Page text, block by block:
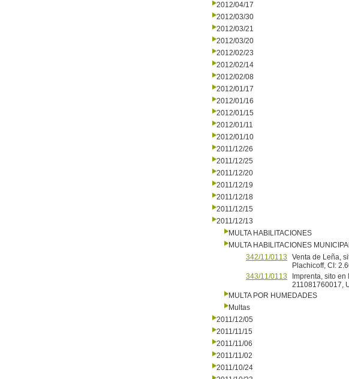
2012/04/17
2012/03/30
2012/03/21
2012/03/20
2012/02/23
2012/02/14
2012/02/08
2012/01/17
2012/01/16
2012/01/15
2012/01/11
2012/01/10
2011/12/26
2011/12/25
2011/12/20
2011/12/19
2011/12/18
2011/12/15
2011/12/13
MULTA HABILITACIONES
MULTA HABILITACIONES
342/11/0113
Venta de Leña,
Plachicoff, CI:
343/11/0113
Imprenta, sito
211081760017,
MULTA POR HUMEDADES
Multas
2011/12/05
2011/11/15
2011/11/06
2011/11/02
2011/10/24